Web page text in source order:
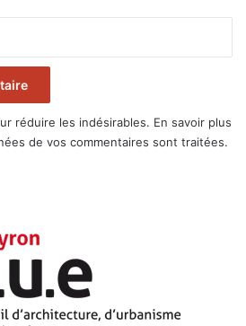
réduire les indésirables. En savoir plus
de vos commentaires sont traitées.